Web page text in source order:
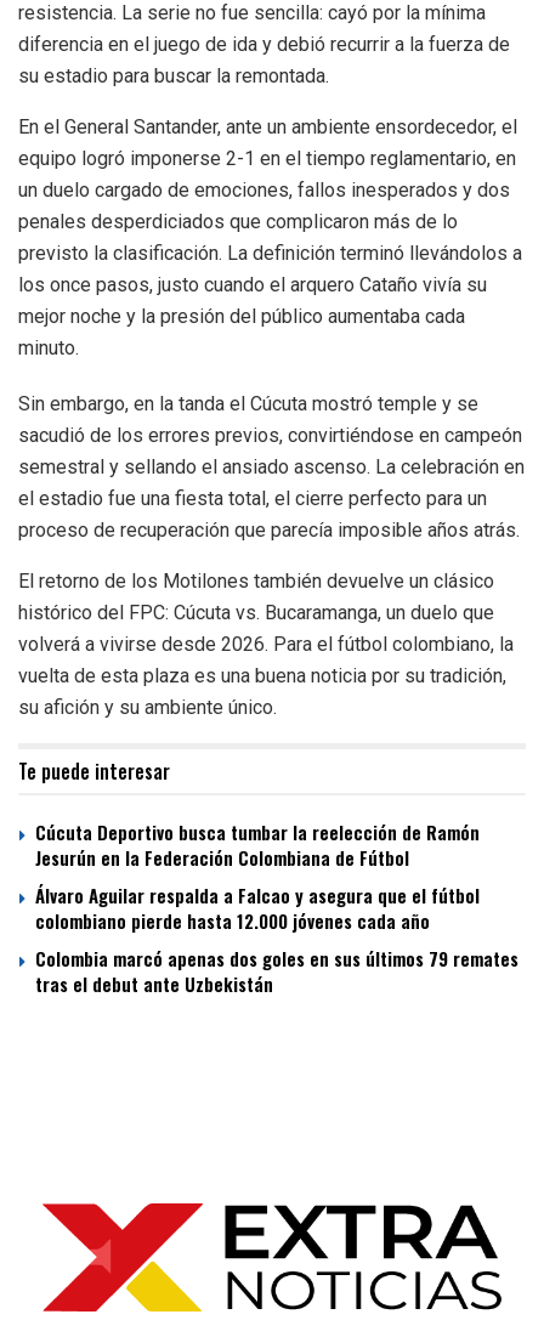
resistencia. La serie no fue sencilla: cayó por la mínima
diferencia en el juego de ida y debió recurrir a la fuerza de
su estadio para buscar la remontada.
En el General Santander, ante un ambiente ensordecedor, el
equipo logró imponerse 2-1 en el tiempo reglamentario, en
un duelo cargado de emociones, fallos inesperados y dos
penales desperdiciados que complicaron más de lo
previsto la clasificación. La definición terminó llevándolos a
los once pasos, justo cuando el arquero Cataño vivía su
mejor noche y la presión del público aumentaba cada
minuto.
Sin embargo, en la tanda el Cúcuta mostró temple y se
sacudió de los errores previos, convirtiéndose en campeón
semestral y sellando el ansiado ascenso. La celebración en
el estadio fue una fiesta total, el cierre perfecto para un
proceso de recuperación que parecía imposible años atrás.
El retorno de los Motilones también devuelve un clásico
histórico del FPC: Cúcuta vs. Bucaramanga, un duelo que
volverá a vivirse desde 2026. Para el fútbol colombiano, la
vuelta de esta plaza es una buena noticia por su tradición,
su afición y su ambiente único.
Te puede interesar
Cúcuta Deportivo busca tumbar la reelección de Ramón
Jesurún en la Federación Colombiana de Fútbol
Álvaro Aguilar respalda a Falcao y asegura que el fútbol
colombiano pierde hasta 12.000 jóvenes cada año
Colombia marcó apenas dos goles en sus últimos 79 remates
tras el debut ante Uzbekistán